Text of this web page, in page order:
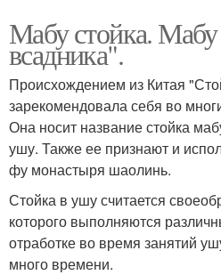
Мабу стойка. Мабу
всадника".
Происхождением из Китая
зарекомендовала себя во
Она носит название стойка
ушу. Также ее признают и
фу монастыря шаолинь.
Стойка в ушу считается
которого выполняются
отработке во время занятий
много времени.